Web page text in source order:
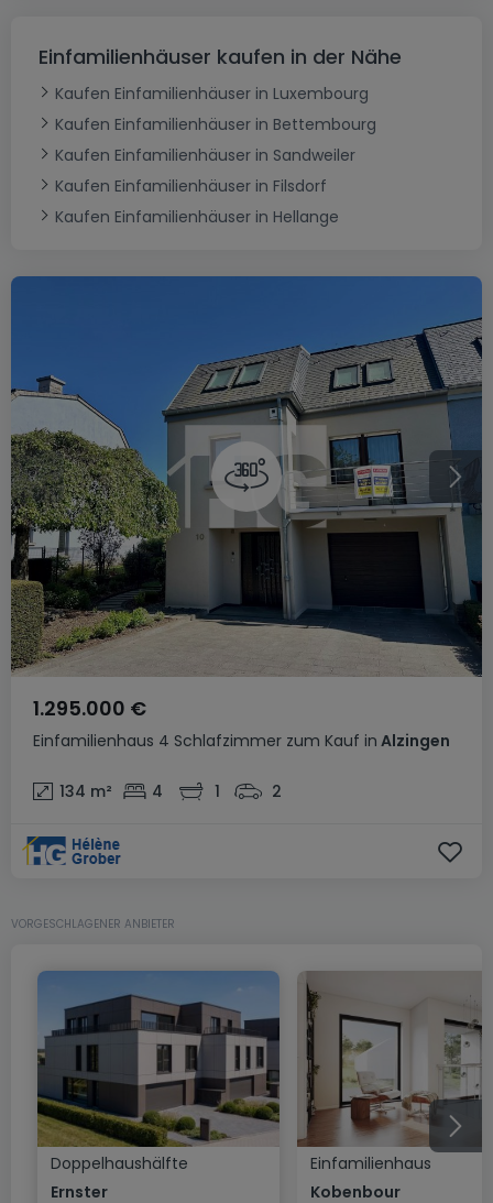
Einfamilienhäuser kaufen in der Nähe
Kaufen Einfamilienhäuser in Luxembourg
Kaufen Einfamilienhäuser in Bettembourg
Kaufen Einfamilienhäuser in Sandweiler
Kaufen Einfamilienhäuser in Filsdorf
Kaufen Einfamilienhäuser in Hellange
Einfamilienhaus 4 Schlafzimmer zum Kauf in Alzingen
1.295.000 €
134 m² 4 1 2
VORGESCHLAGENER ANBIETER
Doppelhaushälfte
Ernster
Einfamilienhaus
Kobenbour